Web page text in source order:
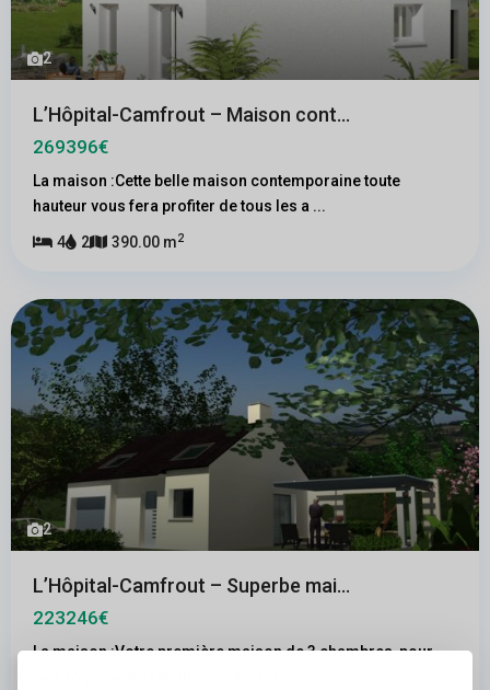
2
L’Hôpital-Camfrout – Maison cont...
269396€
La maison :Cette belle maison contemporaine toute
hauteur vous fera profiter de tous les a ...
4 2 390.00 m2
2
L’Hôpital-Camfrout – Superbe mai...
223246€
La maison :Votre première maison de 3 chambres, pour